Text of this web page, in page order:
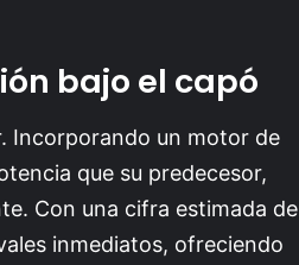
bajo el capó
Incorporando un motor de
que su predecesor,
Con una cifra estimada de
inmediatos, ofreciendo